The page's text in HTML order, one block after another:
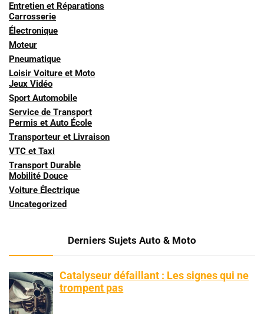
Entretien et Réparations
Carrosserie
Électronique
Moteur
Pneumatique
Loisir Voiture et Moto
Jeux Vidéo
Sport Automobile
Service de Transport
Permis et Auto École
Transporteur et Livraison
VTC et Taxi
Transport Durable
Mobilité Douce
Voiture Électrique
Uncategorized
Derniers Sujets Auto & Moto
Catalyseur défaillant : Les signes qui ne
trompent pas